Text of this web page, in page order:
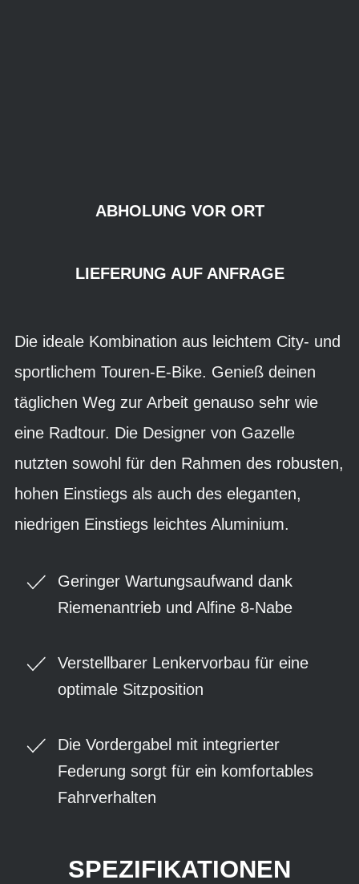
ABHOLUNG VOR ORT
LIEFERUNG AUF ANFRAGE
Die ideale Kombination aus leichtem City- und
sportlichem Touren-E-Bike. Genieß deinen
täglichen Weg zur Arbeit genauso sehr wie
eine Radtour. Die Designer von Gazelle
nutzten sowohl für den Rahmen des robusten,
hohen Einstiegs als auch des eleganten,
niedrigen Einstiegs leichtes Aluminium.
Geringer Wartungsaufwand dank
Riemenantrieb und Alfine 8-Nabe
Verstellbarer Lenkervorbau für eine
optimale Sitzposition
Die Vordergabel mit integrierter
Federung sorgt für ein komfortables
Fahrverhalten
SPEZIFIKATIONEN